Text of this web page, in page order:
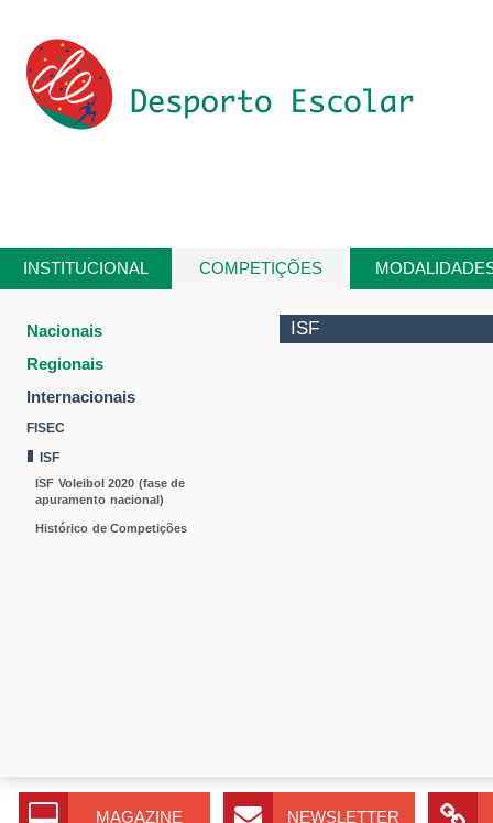
INSTITUCIONAL COMPETIÇÕES
Está aqui
Nacionais
Regionais
Internacionais
FISEC
ISF
ISF Voleibol 2020 (fase de
apuramento nacional)
Histórico de Competições
ISF
MAGAZINE NEWSLETTER